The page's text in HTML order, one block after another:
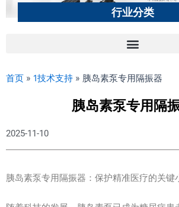
行业分类
首页 » 1技术支持 » 胰岛素泵专用隔振器
胰岛素泵专用隔
2025-11-10
胰岛素泵专用隔振器：保护精准医疗的关键